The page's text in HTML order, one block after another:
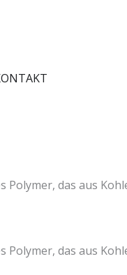
UNS
Polymer, das aus
Polymer, das aus